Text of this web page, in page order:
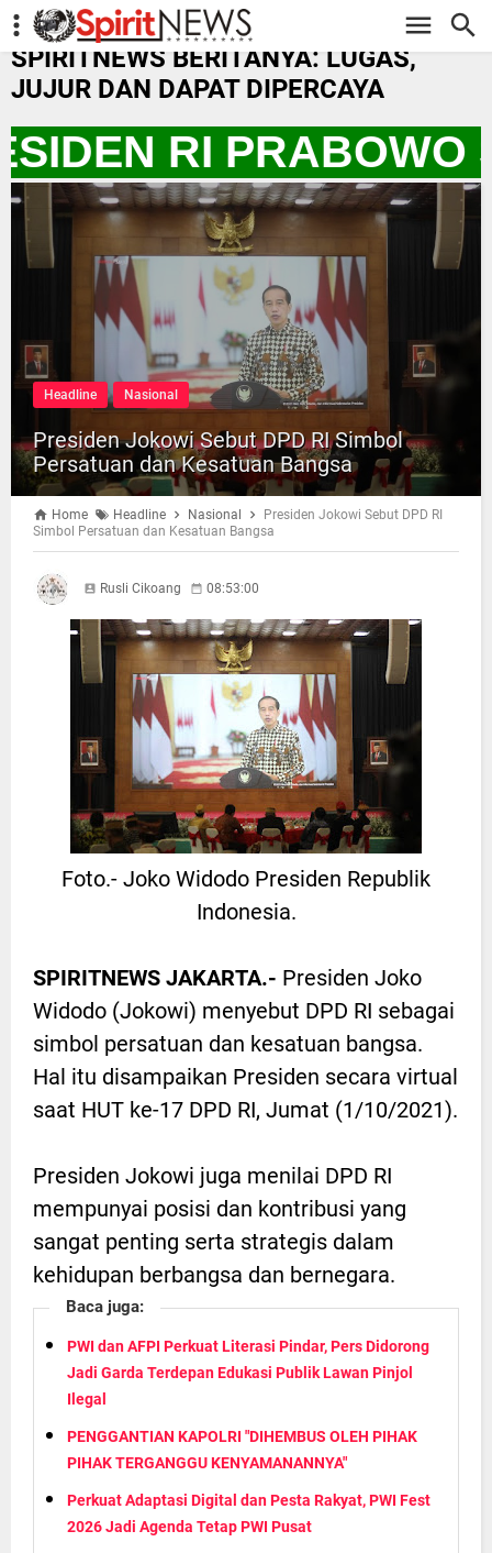
-->
SPIRITNEWS BERITANYA: LUGAS,
JUJUR DAN DAPAT DIPERCAYA
RI PRABOWO
Headline Nasional
Presiden Jokowi Sebut DPD RI Simbol
Persatuan dan Kesatuan Bangsa
Home Headline Nasional
Presiden Jokowi Sebut DPD RI
Simbol Persatuan dan Kesatuan Bangsa
Rusli Cikoang 08:53:00
Foto.- Joko Widodo Presiden Republik
Indonesia.
SPIRITNEWS JAKARTA.- Presiden Joko
Widodo (Jokowi) menyebut DPD RI sebagai
simbol persatuan dan kesatuan bangsa.
Hal itu disampaikan Presiden secara virtual
saat HUT ke-17 DPD RI, Jumat (1/10/2021).
Presiden Jokowi juga menilai DPD RI
mempunyai posisi dan kontribusi yang
sangat penting serta strategis dalam
kehidupan berbangsa dan bernegara.
Baca juga:
PWI dan AFPI Perkuat Literasi Pindar, Pers Didorong
Jadi Garda Terdepan Edukasi Publik Lawan Pinjol
Ilegal
PENGGANTIAN KAPOLRI "DIHEMBUS OLEH PIHAK
PIHAK TERGANGGU KENYAMANANNYA"
Perkuat Adaptasi Digital dan Pesta Rakyat, PWI Fest
2026 Jadi Agenda Tetap PWI Pusat